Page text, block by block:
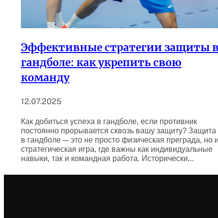
Эффективные стратегии защиты
гандболе: как укрепить свою
команду
12.07.2025
Как добиться успеха в гандболе, если противник
постоянно прорывается сквозь вашу защиту? Защита
в гандболе — это не просто физическая преграда, но
стратегическая игра, где важны как индивидуальные
навыки, так и командная работа. Исторически…